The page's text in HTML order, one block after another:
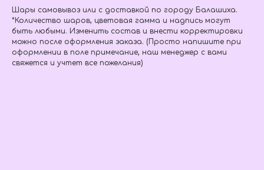
Шары самовывоз или с доставкой по городу Балашиха.
*Количество шаров, цветовая гамма и надпись могут
быть любыми. Изменить состав и внести корректировки
можно после оформления заказа. (Просто напишите при
оформлении в поле примечание, наш менеджер с вами
свяжется и учтет все пожелания)